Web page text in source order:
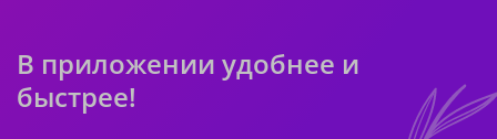
В приложении удобнее и
быстрее!